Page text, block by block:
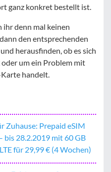
ganz konkret bestellt ist.
ihr denn mal keinen
den entsprechenden
herausfinden, ob es sich
um ein Problem mit
handelt.
Zuhause: Prepaid eSIM
bis 28.2.2019 mit 60 GB
für 29,99 € (4 Wochen)